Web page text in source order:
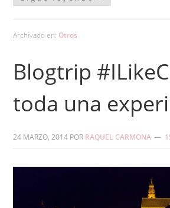
Archivado en: Otros
Blogtrip
toda una
24 MARZO, 2014 POR RAQUEL CARMONA